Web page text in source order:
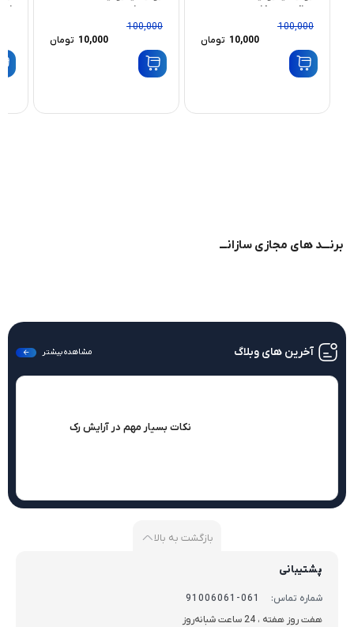
ui hap ac lite
100,000
10,000 تومان
53iG ac3
100,000
10,000 تومان
ui
برنـــد های مجازی سازانـــ
آخرین های وبلاگ مشاهده بیشتر
نکات بسیار مهم در آرایش رک
بازگشت به بالا
پشتیبانی
شماره تماس:
061-91006061
هفت روز هفته ، 24 ساعت شبانه‌روز